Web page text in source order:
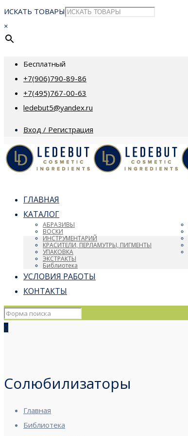
ИСКАТЬ ТОВАРЫ
×
Бесплатный
+7(906)790-89-86
+7(495)767-00-63
ledebut5@yandex.ru
Вход / Регистрация
ГЛАВНАЯ
КАТАЛОГ
АБРАЗИВЫ
ВОСКИ
ИНСТРУМЕНТАРИЙ
КРАСИТЕЛИ, ПЕРЛАМУТРЫ, ПИГМЕНТЫ
УПАКОВКА
ЭКСТРАКТЫ
Библиотека
УСЛОВИЯ РАБОТЫ
КОНТАКТЫ
0
Солюбилизаторы
Главная
Библиотека